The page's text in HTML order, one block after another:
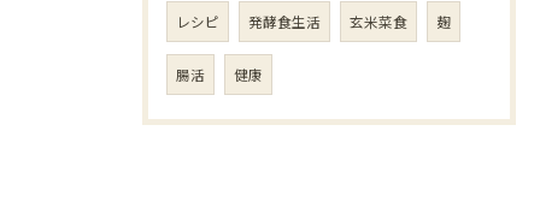
レシピ 発酵食生活 玄米菜食 麹
腸活 健康